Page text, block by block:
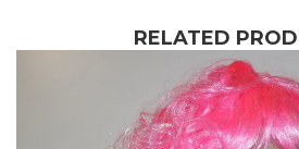
RELATED